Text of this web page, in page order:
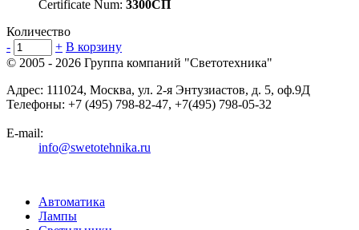
Certificate Num: 3300СП
Количество
-
+ В корзину
© 2005 - 2026 Группа компаний "Светотехника"
Адрес: 111024, Москва, ул. 2-я Энтузиастов, д. 5, оф.9Д
Телефоны: +7 (495) 798-82-47, +7(495) 798-05-32
E-mail:
info@swetotehnika.ru
Автоматика
Лампы